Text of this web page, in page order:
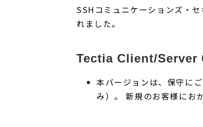
SSHコミュニケーションズ・
れました。
Tectia Client/Server
本バージョンは、保守に
み）。 新規のお客様にお